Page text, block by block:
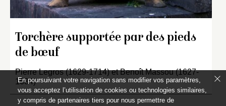
Torchère supportée par des pieds
de bœuf
Pierre Legros (1629-1714) et Benoît Massou (1627-
1684)
En poursuivant votre navigation sans modifier vos paramètres,
vous acceptez l’utilisation de cookies ou technologies similaires,
y compris de partenaires tiers pour nous permettre de